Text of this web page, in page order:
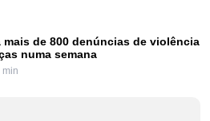
mais de 800 denúncias de violência
numa semana
min